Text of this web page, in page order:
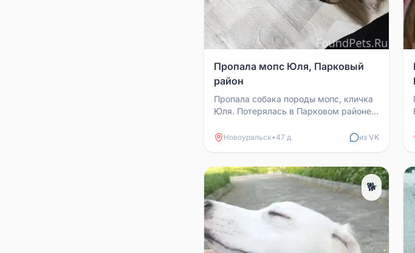
Пропала мопс Юля, Парковый
район
Пропала собака породы мопс, кличка
Юля. Потерялась в Парковом районе
Если кто видел ...
Новоуральск•47 д из VK
🐕